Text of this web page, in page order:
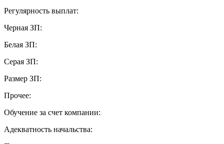
Регулярность выплат:
Черная ЗП:
Белая ЗП:
Серая ЗП:
Размер ЗП:
Прочее:
Обучение за счет компании:
Адекватность начальства: